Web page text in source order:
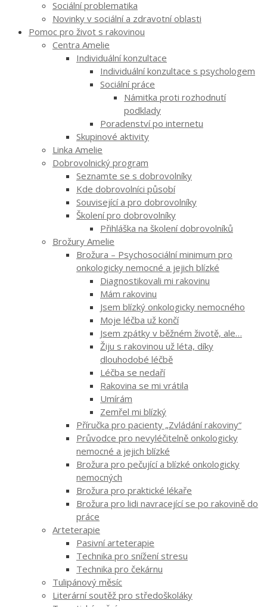
Sociální problematika
Novinky v sociální a zdravotní oblasti
Pomoc pro život s rakovinou
Centra Amelie
Individuální konzultace
Individuální konzultace s psychologem
Sociální práce
Námitka proti rozhodnutí
podklady
Poradenství po internetu
Skupinové aktivity
Linka Amelie
Dobrovolnický program
Seznamte se s dobrovolníky
Kde dobrovolníci působí
Související a pro dobrovolníky
Školení pro dobrovolníky
Přihláška na školení dobrovolníků
Brožury Amelie
Brožura – Psychosociální minimum pro
onkologicky nemocné a jejich blízké
Diagnostikovali mi rakovinu
Mám rakovinu
Jsem blízký onkologicky nemocného
Moje léčba už končí
Jsem zpátky v běžném životě, ale…
Žiju s rakovinou už léta, díky
dlouhodobé léčbě
Léčba se nedaří
Rakovina se mi vrátila
Umírám
Zemřel mi blízký
Příručka pro pacienty „Zvládání rakoviny“
Průvodce pro nevyléčitelně onkologicky
nemocné a jejich blízké
Brožura pro pečující a blízké onkologicky
nemocných
Brožura pro praktické lékaře
Brožura pro lidi navracející se po rakovině do
práce
Arteterapie
Pasivní arteterapie
Technika pro snížení stresu
Technika pro čekárnu
Tulipánový měsíc
Literární soutěž pro středoškoláky